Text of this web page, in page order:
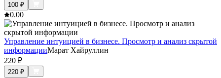
100 ₽
0.00
Управление интуицией в бизнесе. Просмотр и анализ скрытой
информацииМарат Хайруллин
220 ₽
220 ₽